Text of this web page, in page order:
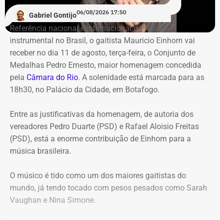
carteira de investimentos do Itaprevi. A equipe técnica do
Tribunal classificou o processo decisório como
“negligente e temerário”.
Entre os principais pontos apontados pela auditoria
estão:
Mudança brusca na estratégia de investimento: a
20% logo na primeira reunião da nova gestão,
desrespeitando os estudos técnicos e pareceres da
consultoria financeira contratada, que desaconselhavam
o investimento de longo prazo.
previdenciários por 10 anos em uma instituição que
possuía rating B+ (grau especulativo com alto risco de
inadimplência), violando princípios de segurança e
Gabriel Gontijo06/08/2026 17:50
Referência nacional e internacional da música
instrumental no Brasil, o gaitista Mauricio Einhorn vai
receber no dia 11 de agosto, terça-feira, o Conjunto de
Medalhas Pedro Ernesto, maior homenagem concedida
pela Câmara do Rio. A solenidade está marcada para as
18h30, no Palácio da Cidade, em Botafogo.
Entre as justificativas da homenagem, de autoria dos
vereadores Pedro Duarte (PSD) e Rafael Aloisio Freitas
(PSD), está a enorme contribuição de Einhorn para a
música brasileira.
O músico é tido como um dos maiores gaitistas do
mundo, já tendo tocado com pesos pesados como Sarah
Vaughan e Nina Simone.